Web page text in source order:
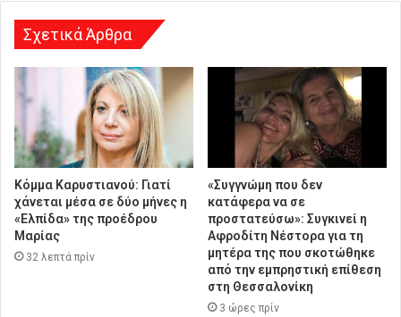
Σχετικά Άρθρα
Κόμμα Καρυστιανού: Γιατί
χάνεται μέσα σε δύο μήνες η
«Ελπίδα» της προέδρου
Μαρίας
32 λεπτά πρίν
«Συγγνώμη που δεν
κατάφερα να σε
προστατεύσω»: Συγκινεί η
Αφροδίτη Νέστορα για τη
μητέρα της που σκοτώθηκε
από την εμπρηστική επίθεση
στη Θεσσαλονίκη
3 ώρες πρίν